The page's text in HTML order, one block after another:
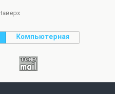
Компьютерная